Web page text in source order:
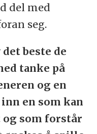
del med
seg.
beste de
tanke på
og en
en som kan
som forstår